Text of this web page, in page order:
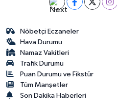
Nöbetçi Eczaneler
Hava Durumu
Namaz Vakitleri
Trafik Durumu
Puan Durumu ve Fikstür
Tüm Manşetler
Son Dakika Haberleri
Gümüşhane Müftülüğü
Hakkari Müftülüğü
Hatay Müftülüğü
Iğdır Müftülüğü